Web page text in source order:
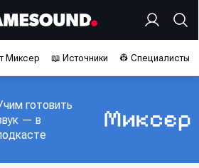
Миксер 📖 Источники 👷 Специалисты
готовить
— в